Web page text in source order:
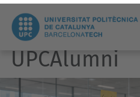
UPCAlumni